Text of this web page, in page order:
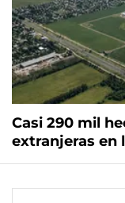
Casi 290 mil
extranjeras en